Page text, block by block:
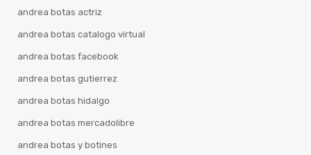
andrea botas actriz
andrea botas catalogo virtual
andrea botas facebook
andrea botas gutierrez
andrea botas hidalgo
andrea botas mercadolibre
andrea botas y botines